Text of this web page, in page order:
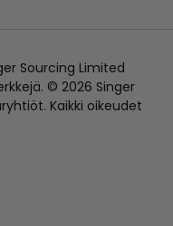
Sourcing Limited
© 2026 Singer
Kaikki oikeudet